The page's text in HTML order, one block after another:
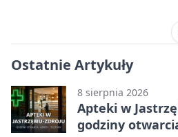
Ostatnie Artykuły
8 sierpnia 2026
Apteki w
godziny